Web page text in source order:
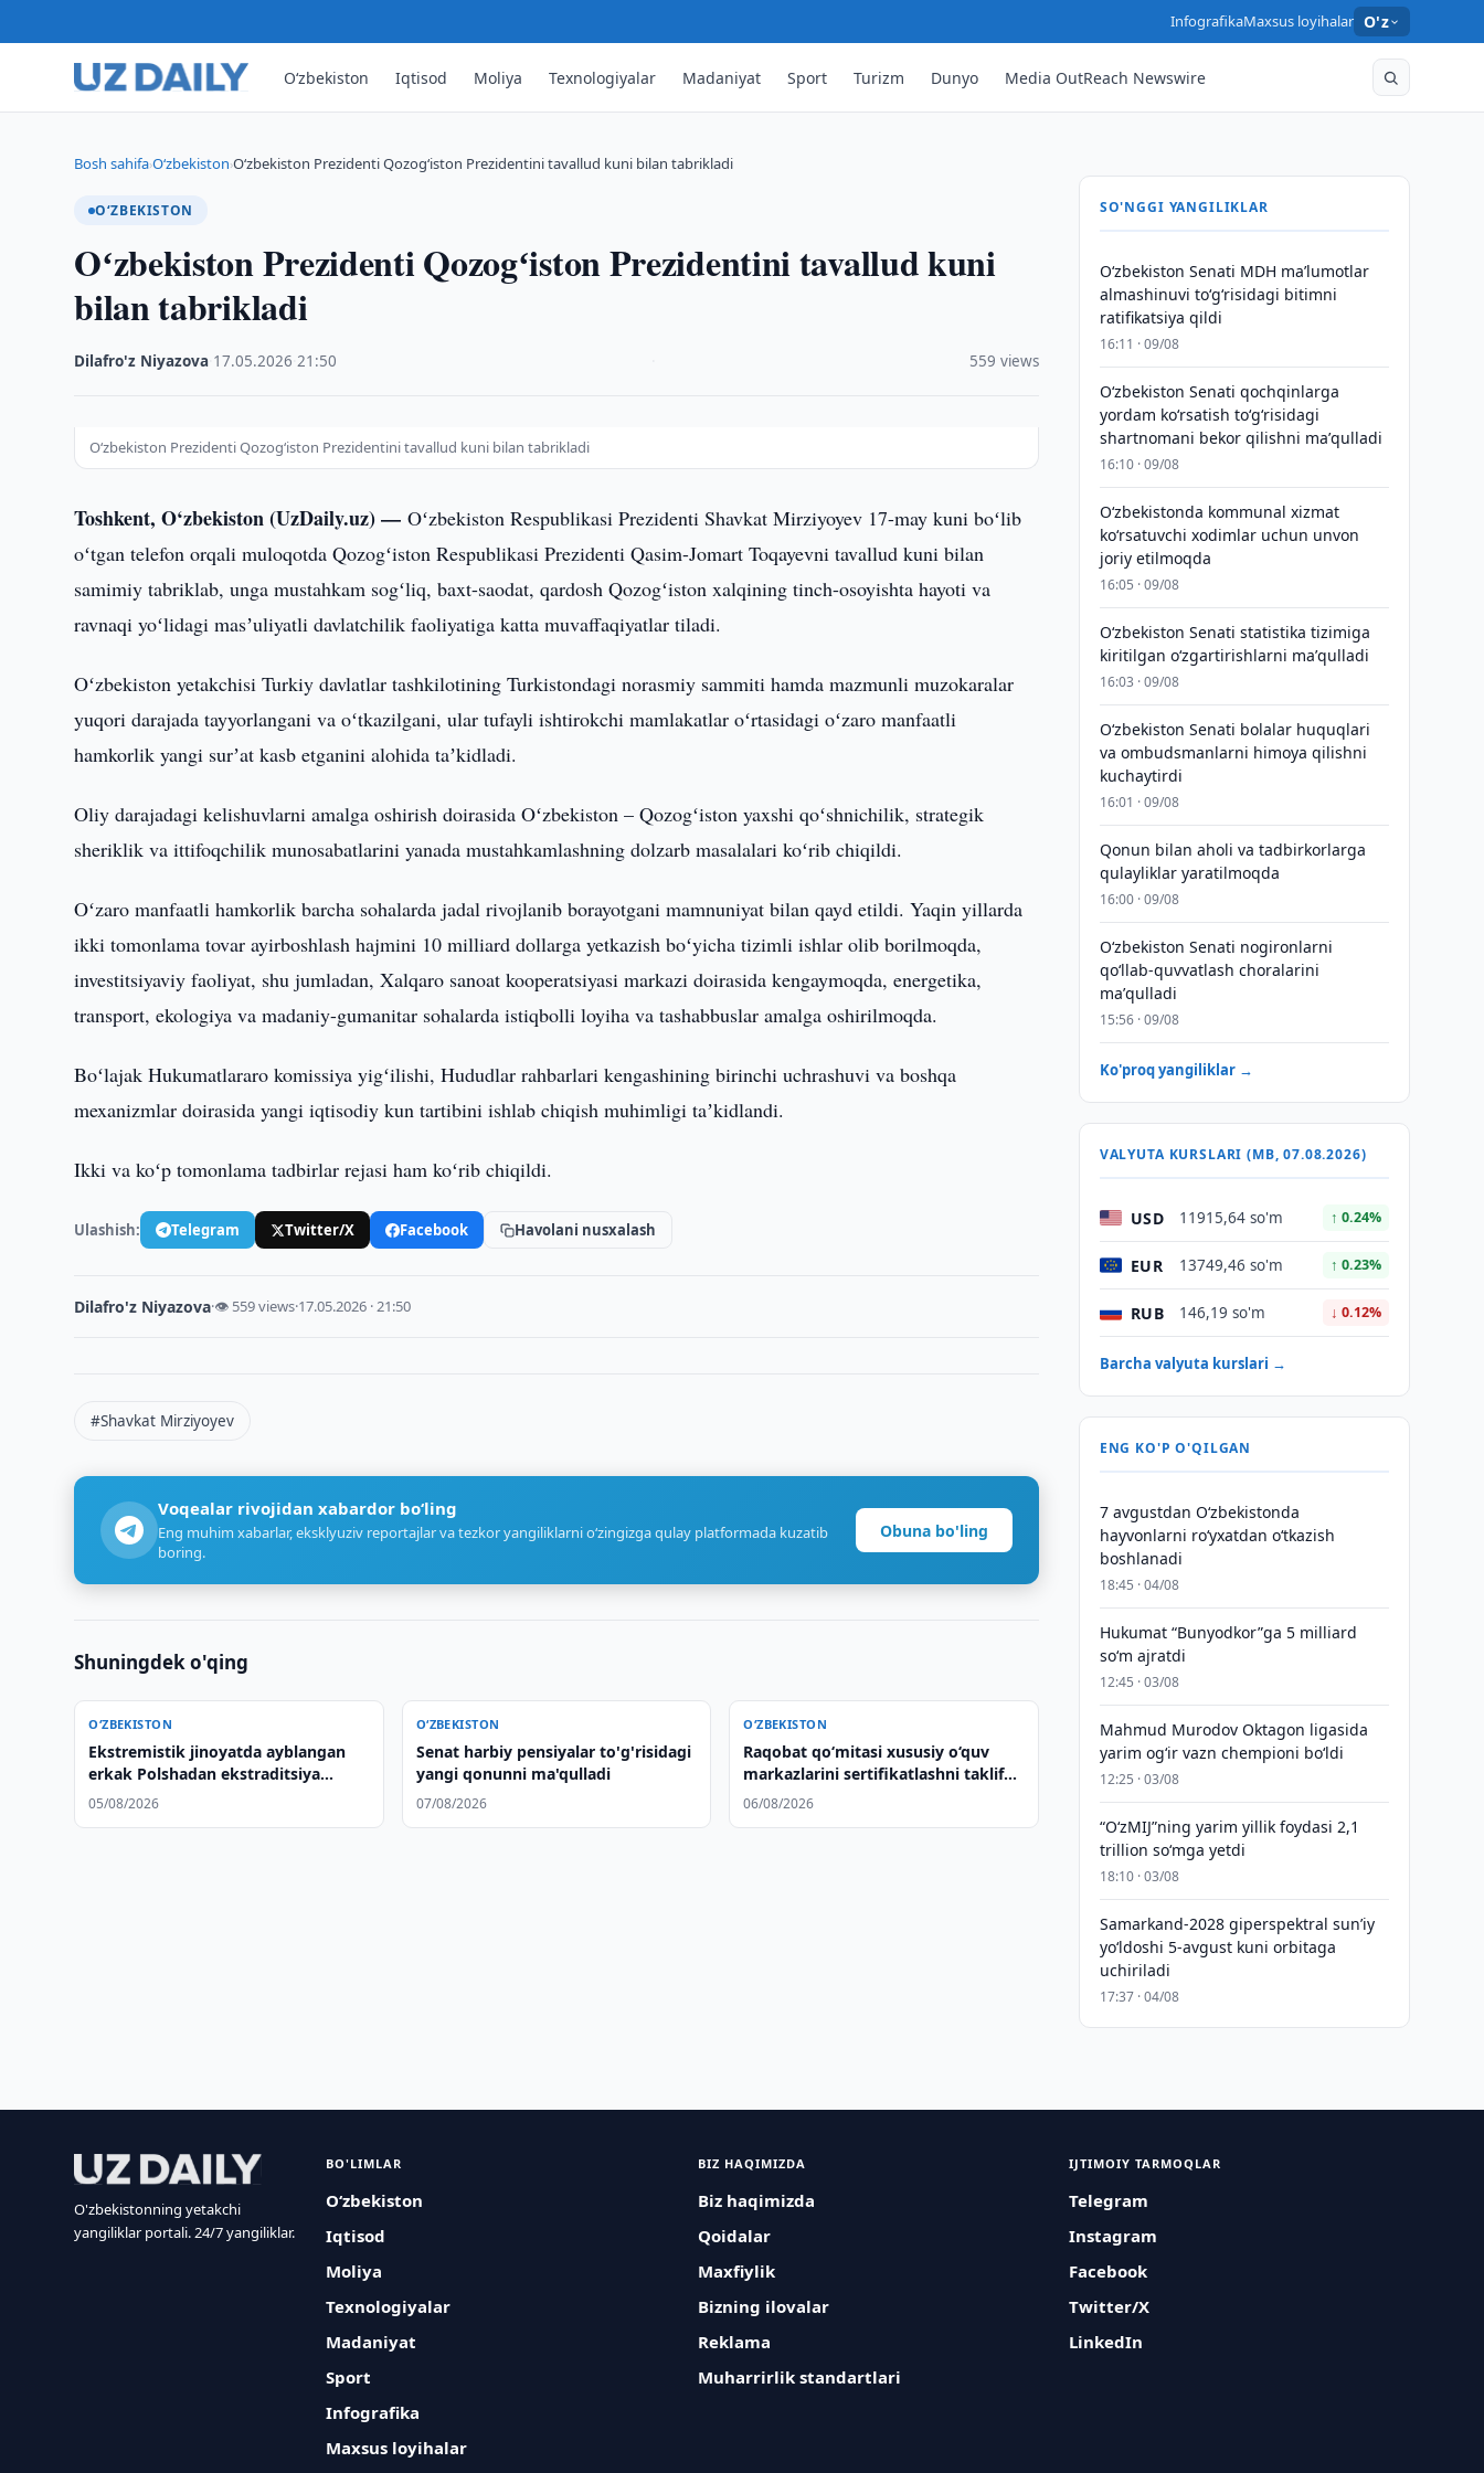
InfografikaMaxsus loyihalar O'z
O‘zbekiston Iqtisod Moliya Texnologiyalar Madaniyat Sport Turizm Dunyo Media OutReach Newswire
Bosh sahifa›O‘zbekiston›Oʻzbekiston Prezidenti Qozogʻiston Prezidentini tavallud kuni bilan tabrikladi
O‘ZBEKISTON
Oʻzbekiston Prezidenti Qozogʻiston Prezidentini tavallud kuni
bilan tabrikladi
Dilafro'z Niyazova 17.05.2026 ·21:50 559 views
Oʻzbekiston Prezidenti Qozogʻiston Prezidentini tavallud kuni bilan tabrikladi
Toshkent, O‘zbekiston (UzDaily.uz) —Oʻzbekiston Respublikasi Prezidenti Shavkat Mirziyoyev 17-may kuni boʻlib
oʻtgan telefon orqali muloqotda Qozogʻiston Respublikasi Prezidenti Qasim-Jomart Toqayevni tavallud kuni bilan
samimiy tabriklab, unga mustahkam sogʻliq, baxt-saodat, qardosh Qozogʻiston xalqining tinch-osoyishta hayoti va
ravnaqi yoʻlidagi masʼuliyatli davlatchilik faoliyatiga katta muvaffaqiyatlar tiladi.
Oʻzbekiston yetakchisi Turkiy davlatlar tashkilotining Turkistondagi norasmiy sammiti hamda mazmunli muzokaralar
yuqori darajada tayyorlangani va oʻtkazilgani, ular tufayli ishtirokchi mamlakatlar oʻrtasidagi oʻzaro manfaatli
hamkorlik yangi surʼat kasb etganini alohida taʼkidladi.
Oliy darajadagi kelishuvlarni amalga oshirish doirasida Oʻzbekiston – Qozogʻiston yaxshi qoʻshnichilik, strategik
sheriklik va ittifoqchilik munosabatlarini yanada mustahkamlashning dolzarb masalalari koʻrib chiqildi.
Oʻzaro manfaatli hamkorlik barcha sohalarda jadal rivojlanib borayotgani mamnuniyat bilan qayd etildi. Yaqin yillarda
ikki tomonlama tovar ayirboshlash hajmini 10 milliard dollarga yetkazish boʻyicha tizimli ishlar olib borilmoqda,
investitsiyaviy faoliyat, shu jumladan, Xalqaro sanoat kooperatsiyasi markazi doirasida kengaymoqda, energetika,
transport, ekologiya va madaniy-gumanitar sohalarda istiqbolli loyiha va tashabbuslar amalga oshirilmoqda.
Boʻlajak Hukumatlararo komissiya yigʻilishi, Hududlar rahbarlari kengashining birinchi uchrashuvi va boshqa
mexanizmlar doirasida yangi iqtisodiy kun tartibini ishlab chiqish muhimligi taʼkidlandi.
Ikki va koʻp tomonlama tadbirlar rejasi ham koʻrib chiqildi.
Ulashish: Telegram Twitter/X Facebook Havolani nusxalash
Dilafro'z Niyazova·👁 559 views·17.05.2026 · 21:50
#Shavkat Mirziyoyev
Voqealar rivojidan xabardor bo‘ling
Eng muhim xabarlar, eksklyuziv reportajlar va tezkor yangiliklarni o‘zingizga qulay platformada kuzatib
boring.
Obuna bo'ling
Shuningdek o'qing
O‘ZBEKISTON
Ekstremistik jinoyatda ayblangan
erkak Polshadan ekstraditsiya
qilindi
05/08/2026
O‘ZBEKISTON
Senat harbiy pensiyalar to'g'risidagi
yangi qonunni ma'qulladi
07/08/2026
O‘ZBEKISTON
Raqobat qo‘mitasi xususiy o‘quv
markazlarini sertifikatlashni taklif
qildi
06/08/2026
SO'NGGI YANGILIKLAR
Oʻzbekiston Senati MDH maʼlumotlar
almashinuvi toʻgʻrisidagi bitimni
ratifikatsiya qildi
16:11 · 09/08
Oʻzbekiston Senati qochqinlarga
yordam koʻrsatish toʻgʻrisidagi
shartnomani bekor qilishni maʼqulladi
16:10 · 09/08
Oʻzbekistonda kommunal xizmat
koʻrsatuvchi xodimlar uchun unvon
joriy etilmoqda
16:05 · 09/08
Oʻzbekiston Senati statistika tizimiga
kiritilgan oʻzgartirishlarni maʼqulladi
16:03 · 09/08
Oʻzbekiston Senati bolalar huquqlari
va ombudsmanlarni himoya qilishni
kuchaytirdi
16:01 · 09/08
Qonun bilan aholi va tadbirkorlarga
qulayliklar yaratilmoqda
16:00 · 09/08
Oʻzbekiston Senati nogironlarni
qoʻllab-quvvatlash choralarini
maʼqulladi
15:56 · 09/08
Ko'proq yangiliklar →
VALYUTA KURSLARI (MB, 07.08.2026)
USD 11915,64 so'm ↑ 0.24%
EUR 13749,46 so'm ↑ 0.23%
RUB 146,19 so'm ↓ 0.12%
Barcha valyuta kurslari →
ENG KO'P O'QILGAN
7 avgustdan O‘zbekistonda
hayvonlarni ro‘yxatdan o‘tkazish
boshlanadi
18:45 · 04/08
Hukumat “Bunyodkor”ga 5 milliard
so‘m ajratdi
12:45 · 03/08
Mahmud Murodov Oktagon ligasida
yarim og‘ir vazn chempioni bo‘ldi
12:25 · 03/08
“O‘zMIJ”ning yarim yillik foydasi 2,1
trillion so‘mga yetdi
18:10 · 03/08
Samarkand-2028 giperspektral sun’iy
yo‘ldoshi 5-avgust kuni orbitaga
uchiriladi
17:37 · 04/08
O'zbekistonning yetakchi
yangiliklar portali. 24/7 yangiliklar.
BO'LIMLAR
O‘zbekiston
Iqtisod
Moliya
Texnologiyalar
Madaniyat
Sport
Infografika
Maxsus loyihalar
BIZ HAQIMIZDA
Biz haqimizda
Qoidalar
Maxfiylik
Bizning ilovalar
Reklama
Muharrirlik standartlari
IJTIMOIY TARMOQLAR
Telegram
Instagram
Facebook
Twitter/X
LinkedIn